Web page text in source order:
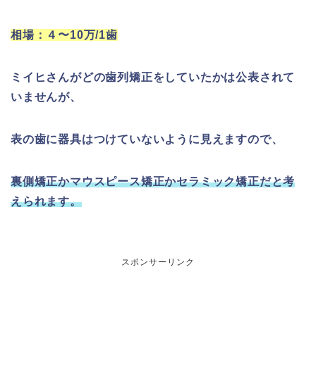
相場：４〜10万/1歯
ミイヒさんがどの歯列矯正をしていたかは公表されて
いませんが、
表の歯に器具はつけていないように見えますので、
裏側矯正かマウスピース矯正かセラミック矯正だと考
えられます。
スポンサーリンク